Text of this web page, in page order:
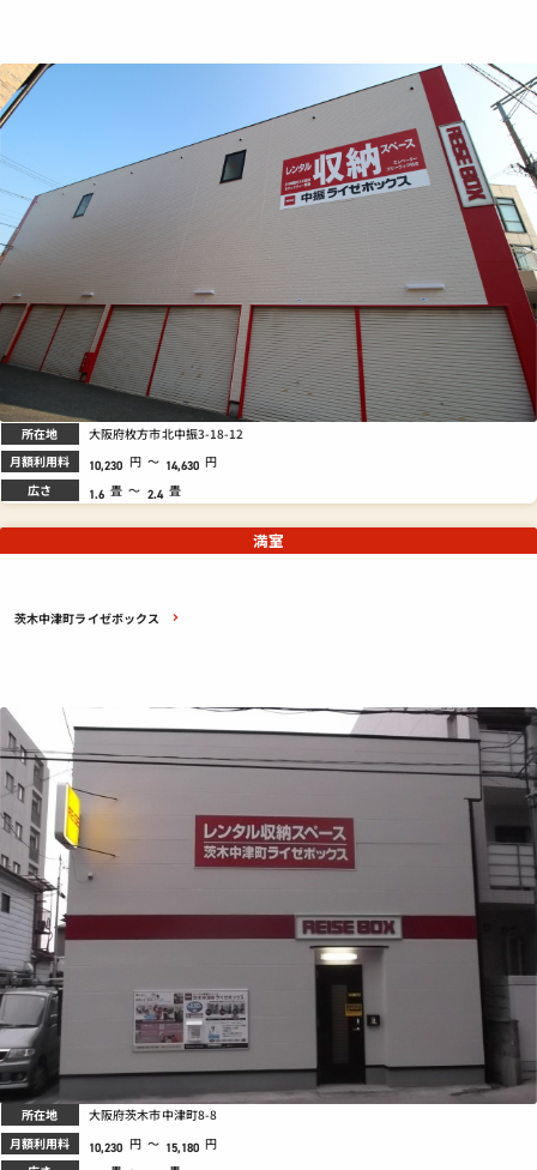
所在地 大阪府枚方市北中振3-18-12
月額利用料 10,230 円 ～ 14,630 円
広さ 1.6 畳 ～ 2.4 畳
茨木中津町ライゼボックス
満室
所在地 大阪府茨木市中津町8-8
月額利用料 10,230 円 ～ 15,180 円